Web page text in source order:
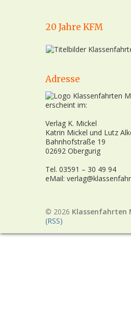
20 Jahre KFM
Adresse
erscheint im:
Verlag K. Mickel
Katrin Mickel und Lutz
Bahnhofstraße 19
02692 Obergurig
Tel. 03591 – 30 49 94
eMail:
© 2026 Klassenfahrten
(RSS)